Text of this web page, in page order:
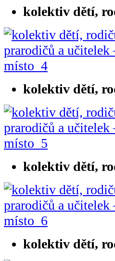
kolektiv dětí,
kolektiv dětí,
kolektiv dětí,
kolektiv dětí,